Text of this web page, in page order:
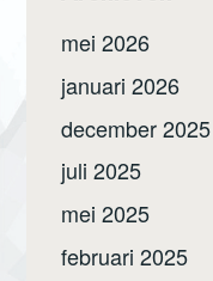
mei 2026
januari 2026
december 2025
juli 2025
mei 2025
februari 2025